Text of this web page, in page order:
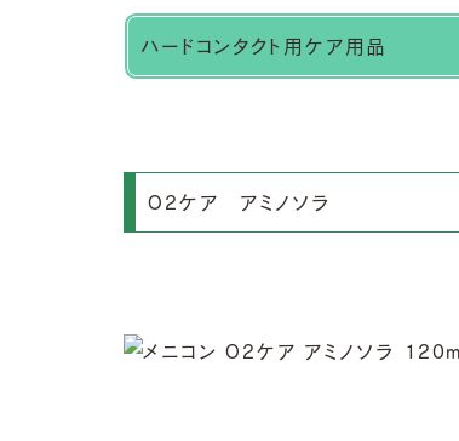
ハードコンタクト用ケア用品
O2ケア アミノソラ